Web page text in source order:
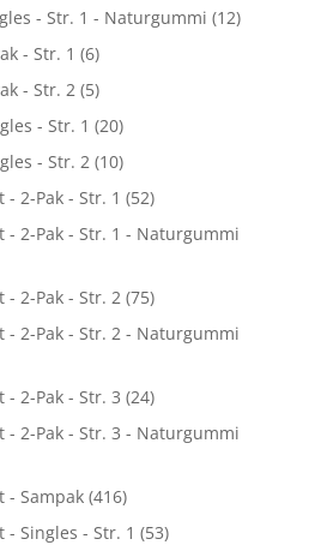
- Str. 1 - Naturgummi (12)
- Str. 1 (6)
- Str. 2 (5)
- Str. 1 (20)
- Str. 2 (10)
- 2-Pak - Str. 1 (52)
- 2-Pak - Str. 1 - Naturgummi
- 2-Pak - Str. 2 (75)
- 2-Pak - Str. 2 - Naturgummi
- 2-Pak - Str. 3 (24)
- 2-Pak - Str. 3 - Naturgummi
- Sampak (416)
- Singles - Str. 1 (53)